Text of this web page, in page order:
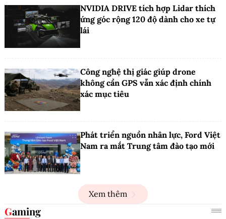
NVIDIA DRIVE tích hợp Lidar thích
ứng góc rộng 120 độ dành cho xe tự
lái
Công nghệ thị giác giúp drone
không cần GPS vẫn xác định chính
xác mục tiêu
Phát triển nguồn nhân lực, Ford Việt
Nam ra mắt Trung tâm đào tạo mới
Xem thêm
Gaming